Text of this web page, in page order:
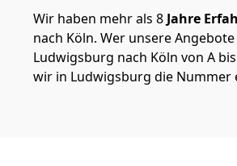
Wir haben mehr als 8 Jahre
nach Köln. Wer unsere
Ludwigsburg nach Köln von A
wir in Ludwigsburg die Nummer